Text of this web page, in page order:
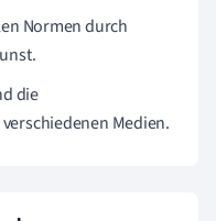
Normen durch
die
Medien.